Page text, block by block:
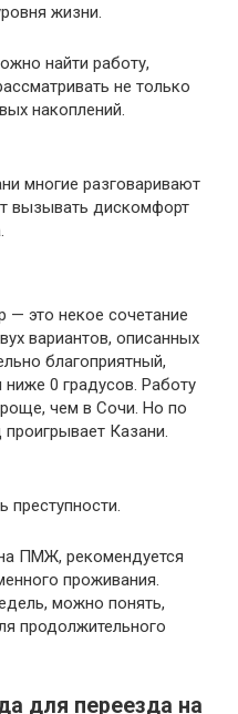
жизни.
найти работу,
не только
накоплений.
многие разговаривают
вызывать дискомфорт
— это некое сочетание
вариантов, описанных
благоприятный,
ниже 0 градусов. Работу
чем в Сочи. Но по
Казани.
преступности.
ПМЖ, рекомендуется
проживания.
можно понять,
продолжительного
для переезда на